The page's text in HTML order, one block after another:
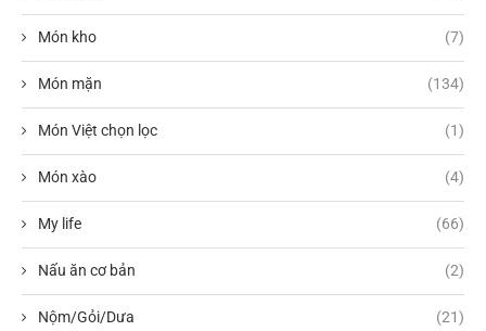
Món kho (7)
Món mặn (134)
Món Việt chọn lọc (1)
Món xào (4)
My life (66)
Nấu ăn cơ bản (2)
Nộm/Gỏi/Dưa (21)